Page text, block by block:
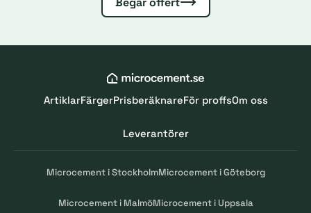
ArtiklarFärgerPrisberäknareFör proffsOm oss
Leverantörer
Microcement i StockholmMicrocement i Göteborg
Microcement i MalmöMicrocement i Uppsala